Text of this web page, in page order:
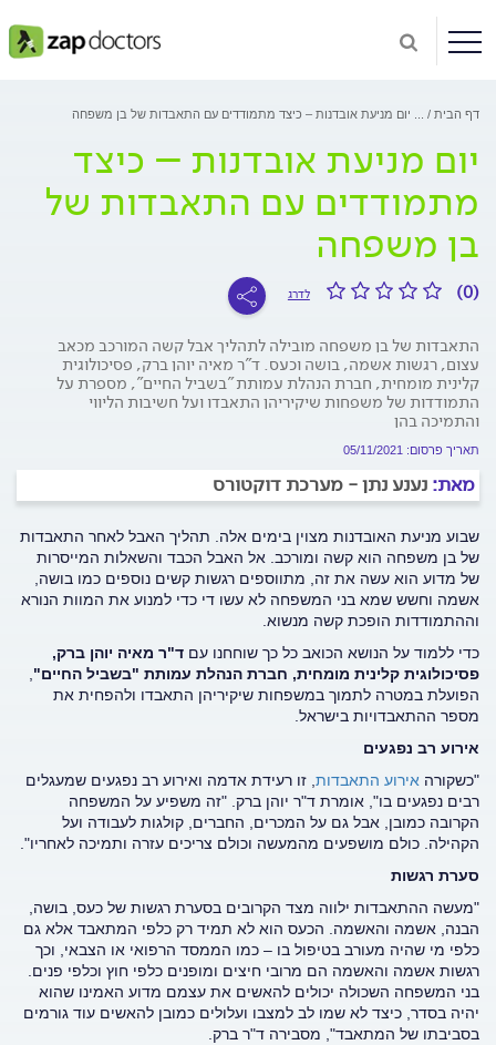
דף הבית יום מניעת אובדנות – כיצד מתמודדים עם התאבדות של בן משפחה
יום מניעת אובדנות – כיצד
מתמודדים עם התאבדות של
בן משפחה
(0) לדרג
התאבדות של בן משפחה מובילה לתהליך אבל קשה המורכב מכאב
עצום, רגשות אשמה, בושה וכעס. ד"ר מאיה יוהן ברק, פסיכולוגית
קלינית מומחית, חברת הנהלת עמותת "בשביל החיים", מספרת על
התמודדות של משפחות שיקיריהן התאבדו ועל חשיבות הליווי
והתמיכה בהן
תאריך פרסום: 05/11/2021
מאת: נענע נתן - מערכת דוקטורס
שבוע מניעת האובדנות מצוין בימים אלה. תהליך האבל לאחר התאבדות
של בן משפחה הוא קשה ומורכב. אל האבל הכבד והשאלות המייסרות
של מדוע הוא עשה את זה, מתווספים רגשות קשים נוספים כמו בושה,
אשמה וחשש שמא בני המשפחה לא עשו די כדי למנוע את המוות הנורא
וההתמודדות הופכת קשה מנשוא.
כדי ללמוד על הנושא הכואב כל כך שוחחנו עם ד"ר מאיה יוהן ברק,
פסיכולוגית קלינית מומחית, חברת הנהלת עמותת "בשביל החיים",
הפועלת במטרה לתמוך במשפחות שיקיריהן התאבדו ולהפחית את
מספר ההתאבדויות בישראל.
אירוע רב נפגעים
"כשקורה אירוע התאבדות, זו רעידת אדמה ואירוע רב נפגעים שמעגלים
רבים נפגעים בו", אומרת ד"ר יוהן ברק. "זה משפיע על המשפחה
הקרובה כמובן, אבל גם על המכרים, החברים, קולגות לעבודה ועל
הקהילה. כולם מושפעים מהמעשה וכולם צריכים עזרה ותמיכה לאחריו".
סערת רגשות
"מעשה ההתאבדות ילווה מצד הקרובים בסערת רגשות של כעס, בושה,
הבנה, אשמה והאשמה. הכעס הוא לא תמיד רק כלפי המתאבד אלא גם
כלפי מי שהיה מעורב בטיפול בו – כמו הממסד הרפואי או הצבאי, וכך
רגשות אשמה והאשמה הם מרובי חיצים ומופנים כלפי חוץ וכלפי פנים.
בני המשפחה השכולה יכולים להאשים את עצמם מדוע האמינו שהוא
יהיה בסדר, כיצד לא שמו לב למצבו ועלולים כמובן להאשים עוד גורמים
בסביבתו של המתאבד", מסבירה ד"ר ברק.